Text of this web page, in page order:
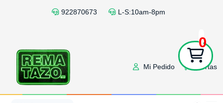
922870673 L-S:10am-8pm
Mi Pedido Ofertas
0